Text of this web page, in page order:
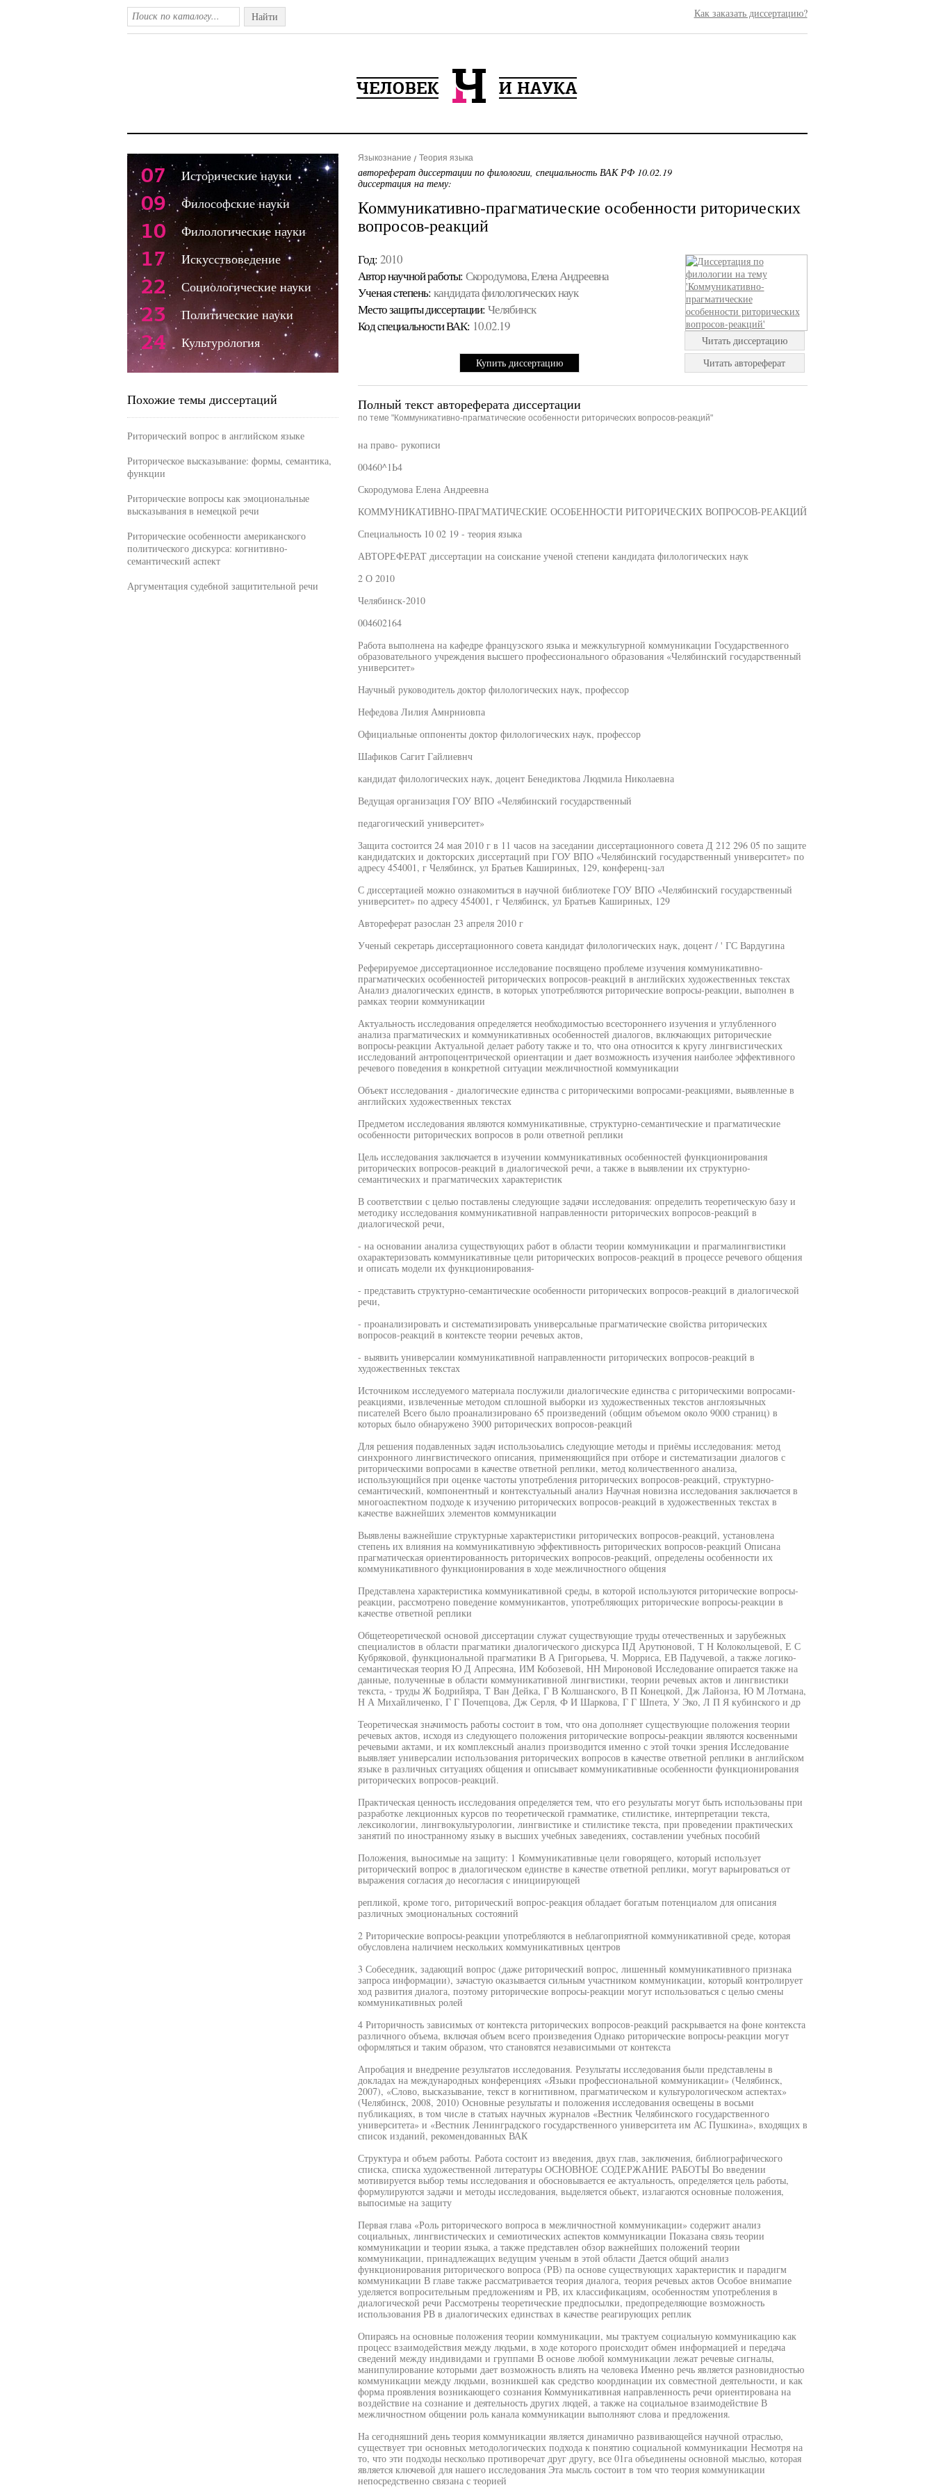
Найти Как заказать диссертацию?
Языкознание Теория языка
автореферат диссертации по филологии, специальность ВАК РФ 10.02.19
диссертация на тему:
Коммуникативно-прагматические особенности риторических
вопросов-реакций
Год: 2010
Автор научной работы: Скородумова, Елена Андреевна
Ученая cтепень: кандидата филологических наук
Место защиты диссертации: Челябинск
Код cпециальности ВАК: 10.02.19
Купить диссертацию
Читать диссертацию
Читать автореферат
Полный текст автореферата диссертации
по теме "Коммуникативно-прагматические особенности риторических вопросов-реакций"
на право- рукописи
00460^1Ь4
Скородумова Елена Андреевна
КОММУНИКАТИВНО-ПРАГМАТИЧЕСКИЕ ОСОБЕННОСТИ РИТОРИЧЕСКИХ ВОПРОСОВ-РЕАКЦИЙ
Специальность 10 02 19 - теория языка
АВТОРЕФЕРАТ диссертации на соискание ученой степени кандидата филологических наук
2 О 2010
Челябинск-2010
004602164
Работа выполнена на кафедре французского языка и межкультурной коммуникации Государственного
образовательного учреждения высшего профессионального образования «Челябинский государственный
университет»
Научный руководитель доктор филологических наук, профессор
Нефедова Лилия Амнрниовпа
Официальные оппоненты доктор филологических наук, профессор
Шафиков Сагит Гайлиевнч
кандидат филологических наук, доцент Бенедиктова Людмила Николаевна
Ведущая организация ГОУ ВПО «Челябинский государственный
педагогический университет»
Защита состоится 24 мая 2010 г в 11 часов на заседании диссертационного совета Д 212 296 05 по защите
кандидатских и докторских диссертаций при ГОУ ВПО «Челябинский государственный университет» по
адресу 454001, г Челябинск, ул Братьев Кашириных, 129, конференц-зал
С диссертацией можно ознакомиться в научной библиотеке ГОУ ВПО «Челябинский государственный
университет» по адресу 454001, г Челябинск, ул Братьев Кашириных, 129
Автореферат разослан 23 апреля 2010 г
Ученый секретарь диссертационного совета кандидат филологических наук, доцент / ' ГС Вардугина
Реферируемое диссертационное исследование посвящено проблеме изучения коммуникативно-
прагматических особенностей риторических вопросов-реакций в английских художественных текстах
Анализ диалогических единств, в которых употребляются риторические вопросы-реакции, выполнен в
рамках теории коммуникации
Актуальность исследования определяется необходимостью всестороннего изучения и углубленного
анализа прагматических и коммуникативных особенностей диалогов, включающих риторические
вопросы-реакции Актуальной делает работу также и то, что она относится к кругу лингвисгических
исследований антропоцентрической ориентации и дает возможность изучения наиболее эффективного
речевого поведения в конкретной ситуации межличностной коммуникации
Объект исследования - диалогические единства с риторическими вопросами-реакциями, выявленные в
английских художественных текстах
Предметом исследования являются коммуникативные, структурно-семантические и прагматические
особенности риторических вопросов в роли ответной реплики
Цель исследования заключается в изучении коммуникативных особенностей функционирования
риторических вопросов-реакций в диалогической речи, а также в выявлении их структурно-
семантических и прагматических характеристик
В соответствии с целью поставлены следующие задачи исследования: определить теоретическую базу и
методику исследования коммуникативной направленности риторических вопросов-реакций в
диалогической речи,
- на основании анализа существующих работ в области теории коммуникации и прагмалингвистики
охарактеризовать коммуникативные цели риторических вопросов-реакций в процессе речевого общения
и описать модели их функционирования-
- представить структурно-семантические особенности риторических вопросов-реакций в диалогической
речи,
- проанализировать и систематизировать универсальные прагматические свойства риторических
вопросов-реакций в контексте теории речевых актов,
- выявить универсалии коммуникативной направленности риторических вопросов-реакций в
художественных текстах
Источником исследуемого материала послужили диалогические единства с риторическими вопросами-
реакциями, извлеченные методом сплошной выборки из художественных текстов англоязычных
писателей Всего было проанализировано 65 произведений (общим объемом около 9000 страниц) в
которых было обнаружено 3900 риторических вопросов-реакций
Для решения подавленных задач использоьались следующие методы и приёмы исследования: метод
синхронного лингвистического описания, применяющийся при отборе и систематизации диалогов с
риторическими вопросами в качестве ответной реплики, метод количественного анализа,
использующийся при оценке частоты употребления риторических вопросов-реакций, структурно-
семантический, компонентный и контекстуальный анализ Научная новизна исследования заключается в
многоаспектном подходе к изучению риторических вопросов-реакций в художественных текстах в
качестве важнейших элементов коммуникации
Выявлены важнейшие структурные характеристики риторических вопросов-реакций, установлена
степень их влияния на коммуникативную эффективность риторических вопросов-реакций Описана
прагматическая ориентированность риторических вопросов-реакций, определены особенности их
коммуникативного функционирования в ходе межличностного общения
Представлена характеристика коммуникативной среды, в которой используются риторические вопросы-
реакции, рассмотрено поведение коммуникантов, употребляющих риторические вопросы-реакции в
качестве ответной реплики
Общетеоретической основой диссертации служат существующие труды отечественных и зарубежных
специалистов в области прагматики диалогического дискурса IIД Арутюновой, Т Н Колокольцевой, Е С
Кубряковой, функциональной прагматики В А Григорьева, Ч. Морриса, ЕВ Падучевой, а также логико-
семантическая теория Ю Д Апресяна, ИМ Кобозевой, НН Мироновой Исследование опирается также на
данные, полученные в области коммуникативной лингвистики, теории речевых актов и лингвистики
текста, - труды Ж Бодрийяра, Т Ван Дейка, Г В Колшанского, В П Конецкой, Дж Лайонза, Ю М Лотмана,
Н А Михайличенко, Г Г Почепцова, Дж Серля, Ф И Шаркова, Г Г Шпета, У Эко, Л П Я кубинского и др
Теоретическая значимость работы состоит в том, что она дополняет существующие положения теории
речевых актов, исходя из следующего положения риторические вопросы-реакции являются косвенными
речевыми актами, и их комплексный анализ производится именно с этой точки зрения Исследование
выявляет универсалии использования риторических вопросов в качестве ответной реплики в английском
языке в различных ситуациях общения и описывает коммуникативные особенности функционирования
риторических вопросов-реакций.
Практическая ценность исследования определяется тем, что его результаты могут быть использованы при
разработке лекционных курсов по теоретической грамматике, стилистике, интерпретации текста,
лексикологии, лингвокультурологии, лингвистике и стилистике текста, при проведении практических
занятий по иностранному языку в высших учебных заведениях, составлении учебных пособий
Положения, выносимые на защиту: 1 Коммуникативные цели говорящего, который использует
риторический вопрос в диалогическом единстве в качестве ответной реплики, могут варьироваться от
выражения согласия до несогласия с инициирующей
репликой, кроме того, риторический вопрос-реакция обладает богатым потенциалом для описания
различных эмоциональных состояний
2 Риторические вопросы-реакции употребляются в неблагоприятной коммуникативной среде, которая
обусловлена наличием нескольких коммуникативных центров
3 Собеседник, задающий вопрос (даже риторический вопрос, лишенный коммуникативного признака
запроса информации), зачастую оказывается сильным участником коммуникации, который контролирует
ход развития диалога, поэтому риторические вопросы-реакции могут использоваться с целью смены
коммуникативных ролей
4 Риторичность зависимых от контекста риторических вопросов-реакций раскрывается на фоне контекста
различного объема, включая объем всего произведения Однако риторические вопросы-реакции могут
оформляться и таким образом, что становятся независимыми от контекста
Апробация и внедрение результатов исследования. Результаты исследования были представлены в
докладах на международных конференциях «Языки профессиональной коммуникации» (Челябинск,
2007), «Слово, высказывание, текст в когнитивном, прагматическом и культурологическом аспектах»
(Челябинск, 2008, 2010) Основные результаты и положения исследования освещены в восьми
публикациях, в том числе в статьях научных журналов «Вестник Челябинского государственного
университета» и «Вестник Ленинградского государственного университета им АС Пушкина», входящих в
список изданий, рекомендованных ВАК
Структура и объем работы. Работа состоит из введения, двух глав, заключения, библиографического
списка, списка художественной литературы ОСНОВНОЕ СОДЕРЖАНИЕ РАБОТЫ Во введении
мотивируется выбор темы исследования и обосновывается ее актуальность, определяется цель работы,
формулируются задачи и методы исследования, выделяется обьект, излагаются основные положения,
выпосимые на защиту
Первая глава «Роль риторического вопроса в межличностной коммуникации» содержит анализ
социальных, лингвистических и семиотических аспектов коммуникации Показана связь теории
коммуникации и теории языка, а также представлен обзор важнейших положений теории
коммуникации, принадлежащих ведущим ученым в этой области Дается общий анализ
функционирования риторического вопроса (РВ) па основе существующих характеристик и парадигм
коммуникации В главе также рассматривается теория диалога, теория речевых актов Особое внимапие
уделяется вопросительным предложениям и РВ, их классификациям, особенностям употребления в
диалогической речи Рассмотрены теоретические предпосылки, предопределяющие возможность
использования РВ в диалогических единствах в качестве реагирующих реплик
Опираясь на основные положения теории коммуникации, мы трактуем социальную коммуникацию как
процесс взаимодействия между людьми, в ходе которого происходит обмен информацией и передача
сведений между индивидами и группами В основе любой коммуникации лежат речевые сигналы,
манипулирование которыми дает возможность влиять на человека Именно речь является разновидностью
коммуникации между людьми, возникшей как средство координации их совместной деятельности, и как
форма проявления возникающего сознания Коммуникативная направленность речи ориентирована на
воздействие на сознание и деятельность других людей, а также на социальное взаимодействие В
межличностном общении роль канала коммуникации выполняют слова и предложения.
На сегодняшний день теория коммуникации является динамично развивающейся научной отраслью,
существует три основных методологических подхода к понятию социальной коммуникации Несмотря на
то, что эти подходы несколько противоречат друг другу, все 01га объединены основной мыслью, которая
является ключевой для нашего исследования Эта мысль состоит в том что теория коммуникации
непосредственно связана с теорией
07 Исторические науки
09 Философские науки
10 Филологические науки
17 Искусствоведение
22 Социологические науки
23 Политические науки
24 Культурология
Похожие темы диссертаций
Риторический вопрос в английском языке
Риторическое высказывание: формы, семантика,
функции
Риторические вопросы как эмоциональные
высказывания в немецкой речи
Риторические особенности американского
политического дискурса: когнитивно-
семантический аспект
Аргументация судебной защитительной речи